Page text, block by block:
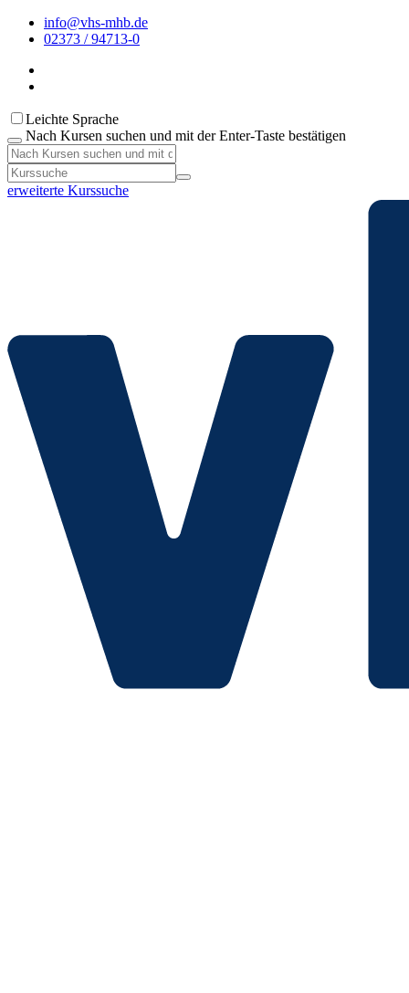
info@vhs-mhb.de
02373 / 94713-0
Leichte Sprache
Nach Kursen suchen und mit der Enter-Taste bestätigen
erweiterte Kurssuche